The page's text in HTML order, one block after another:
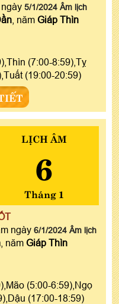
5/1/2024 Âm lịch
, năm Giáp Thìn
(7:00-8:59),Tỵ
(19:00-20:59)
LỊCH ÂM
6
Tháng 1
ngày 6/1/2024 Âm lịch
, năm Giáp Thìn
(5:00-6:59),Ngọ
(17:00-18:59)